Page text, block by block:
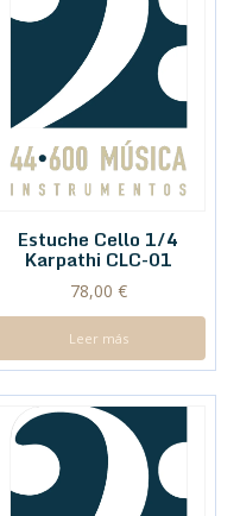
Estuche Cello 1/4
Karpathi CLC-01
78,00 €
Leer más